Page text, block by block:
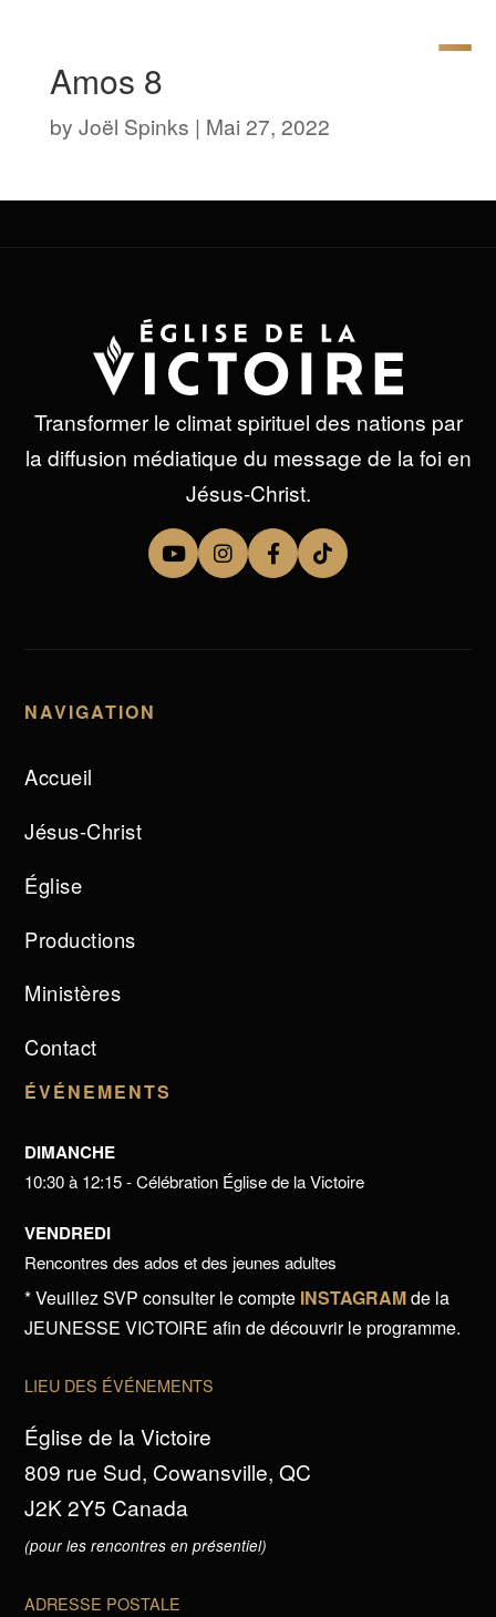
Amos 8
by Joël Spinks | Mai 27, 2022
Transformer le climat spirituel des nations par
la diffusion médiatique du message de la foi en
Jésus-Christ.
NAVIGATION
Accueil
Jésus-Christ
Église
Productions
Ministères
Contact
ÉVÉNEMENTS
DIMANCHE
10:30 à 12:15 - Célébration Église de la Victoire
VENDREDI
Rencontres des ados et des jeunes adultes
* Veuillez SVP consulter le compte INSTAGRAMde la
JEUNESSE VICTOIRE afin de découvrir le programme.
LIEU DES ÉVÉNEMENTS
Église de la Victoire
809 rue Sud, Cowansville, QC
J2K 2Y5 Canada
(pour les rencontres en présentiel)
ADRESSE POSTALE